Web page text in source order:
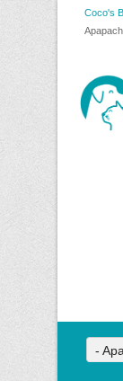
Coco's
-